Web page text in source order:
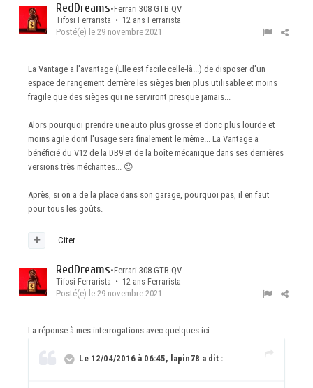
RedDreams•Ferrari 308 GTB QV
Tifosi Ferrarista • 12 ans Ferrarista
Posté(e) le 29 novembre 2021
La Vantage a l'avantage (Elle est facile celle-là...) de disposer d'un
espace de rangement derrière les sièges bien plus utilisable et moins
fragile que des sièges qui ne serviront presque jamais...
Alors pourquoi prendre une auto plus grosse et donc plus lourde et
moins agile dont l'usage sera finalement le même... La Vantage a
bénéficié du V12 de la DB9 et de la boîte mécanique dans ses dernières
versions très méchantes... 😉
Après, si on a de la place dans son garage, pourquoi pas, il en faut
pour tous les goûts.
Citer
RedDreams•Ferrari 308 GTB QV
Tifosi Ferrarista • 12 ans Ferrarista
Posté(e) le 29 novembre 2021
La réponse à mes interrogations avec quelques ici...
Le 12/04/2016 à 06:45, lapin78 a dit :